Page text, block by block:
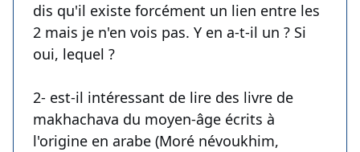
dis qu'il existe forcément un lien entre les
2 mais je n'en vois pas. Y en a-t-il un ? Si
oui, lequel ?
2- est-il intéressant de lire des livre de
makhachava du moyen-âge écrits à
l'origine en arabe (Moré névoukhim,